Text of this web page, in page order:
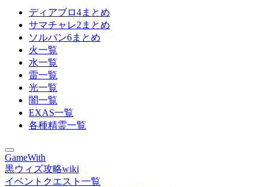
ディアブロ4まとめ
サマチャレ2まとめ
ソルバン6まとめ
火一覧
水一覧
雷一覧
光一覧
闇一覧
EXAS一覧
各種精霊一覧
GameWith
黒ウィズ攻略wiki
イベントクエスト一覧